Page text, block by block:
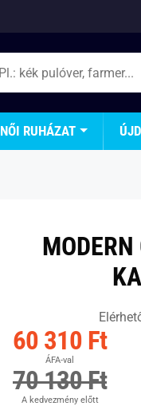
NŐI RUHÁZAT
60 310 Ft
ÁFA-val
70 130 Ft
A kedvezmény előtt